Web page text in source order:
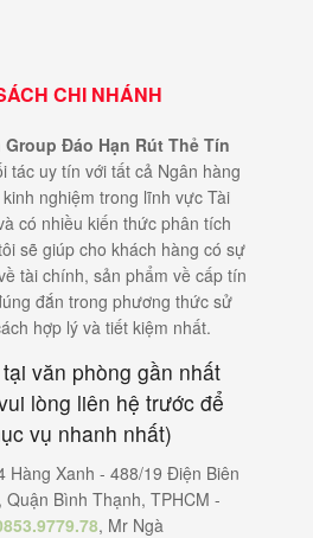
CHI NHÁNH
Đáo Hạn Rút Thẻ Tín
tác uy tín với tất cả Ngân hàng
nghiệm trong lĩnh vực Tài
có nhiều kiến thức phân tích
sẽ giúp cho khách hàng có sự
tài chính, sản phẩm về cấp tín
đắn trong phương thức sử
hợp lý và tiết kiệm nhất.
văn phòng gần nhất
lòng liên hệ trước để
vụ nhanh nhất)
Hàng Xanh - 488/19 Điện Biên
Quận Bình Thạnh, TPHCM -
, Mr Ngà